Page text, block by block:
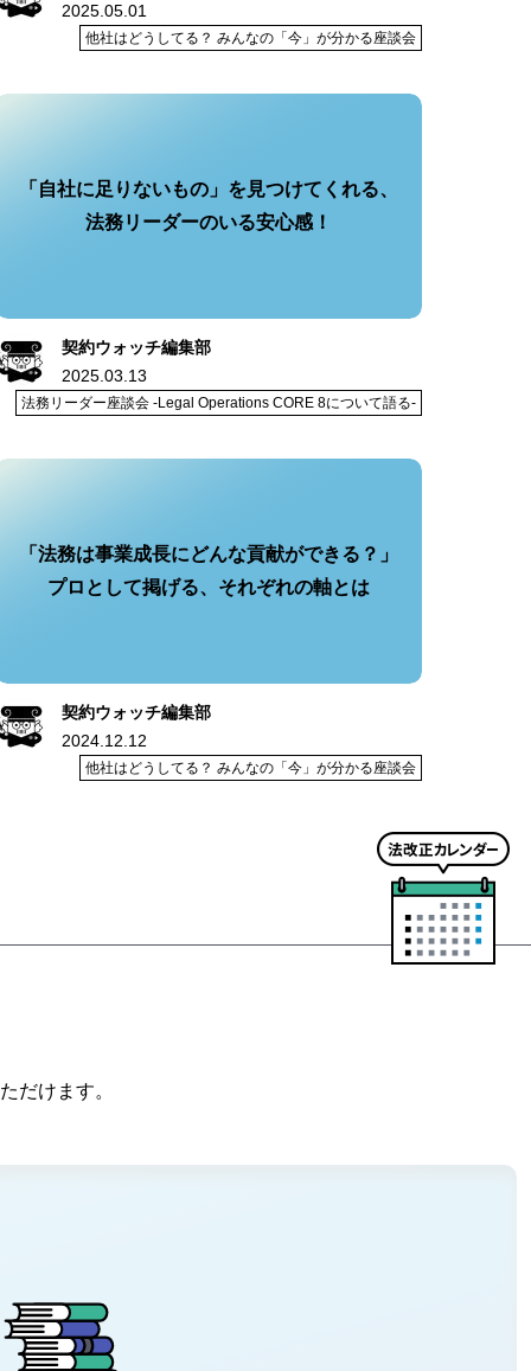
2025.05.01
他社はどうしてる？ みんなの「今」が分かる座談会
「自社に足りないもの」を見つけてくれる、
法務リーダーのいる安心感！
契約ウォッチ編集部
2025.03.13
法務リーダー座談会 -Legal Operations CORE 8について語る-
「法務は事業成長にどんな貢献ができる？」
プロとして掲げる、それぞれの軸とは
契約ウォッチ編集部
2024.12.12
他社はどうしてる？ みんなの「今」が分かる座談会
だけます。
法
改
カ